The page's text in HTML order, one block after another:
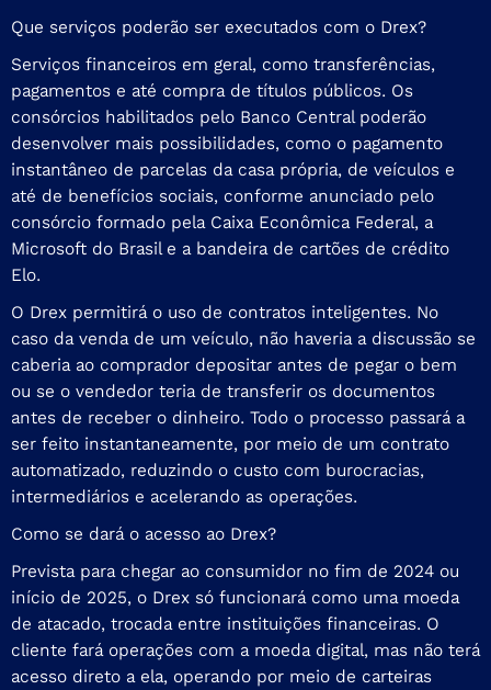
Que serviços poderão ser executados com o Drex?
Serviços financeiros em geral, como transferências,
pagamentos e até compra de títulos públicos. Os
consórcios habilitados pelo Banco Central poderão
desenvolver mais possibilidades, como o pagamento
instantâneo de parcelas da casa própria, de veículos e
até de benefícios sociais, conforme anunciado pelo
consórcio formado pela Caixa Econômica Federal, a
Microsoft do Brasil e a bandeira de cartões de crédito
Elo.
O Drex permitirá o uso de contratos inteligentes. No
caso da venda de um veículo, não haveria a discussão se
caberia ao comprador depositar antes de pegar o bem
ou se o vendedor teria de transferir os documentos
antes de receber o dinheiro. Todo o processo passará a
ser feito instantaneamente, por meio de um contrato
automatizado, reduzindo o custo com burocracias,
intermediários e acelerando as operações.
Como se dará o acesso ao Drex?
Prevista para chegar ao consumidor no fim de 2024 ou
início de 2025, o Drex só funcionará como uma moeda
de atacado, trocada entre instituições financeiras. O
cliente fará operações com a moeda digital, mas não terá
acesso direto a ela, operando por meio de carteiras